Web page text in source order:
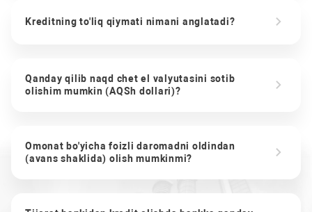
Kreditning to'liq qiymati nimani anglatadi?
Qanday qilib naqd chet el valyutasini sotib
olishim mumkin (AQSh dollari)?
Omonat bo'yicha foizli daromadni oldindan
(avans shaklida) olish mumkinmi?